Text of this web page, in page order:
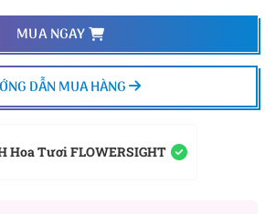
MUA NGAY
DẪN MUA HÀNG
Hoa Tươi FLOWERSIGHT